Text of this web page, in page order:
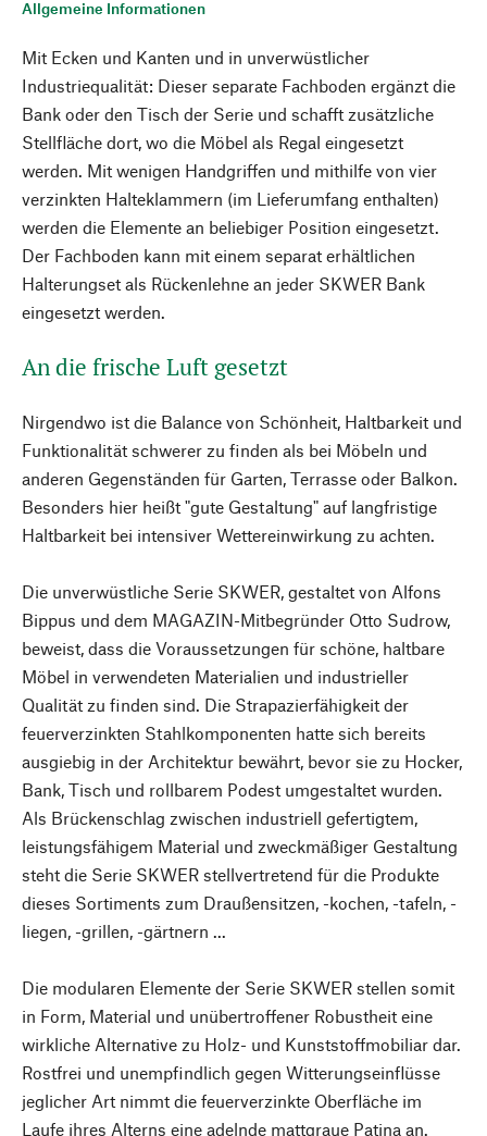
Allgemeine Informationen
Mit Ecken und Kanten und in unverwüstlicher
Industriequalität: Dieser separate Fachboden ergänzt die
Bank oder den Tisch der Serie und schafft zusätzliche
Stellfläche dort, wo die Möbel als Regal eingesetzt
werden. Mit wenigen Handgriffen und mithilfe von vier
verzinkten Halteklammern (im Lieferumfang enthalten)
werden die Elemente an beliebiger Position eingesetzt.
Der Fachboden kann mit einem separat erhältlichen
Halterungset als Rückenlehne an jeder SKWER Bank
eingesetzt werden.
An die frische Luft gesetzt
Nirgendwo ist die Balance von Schönheit, Haltbarkeit und
Funktionalität schwerer zu finden als bei Möbeln und
anderen Gegenständen für Garten, Terrasse oder Balkon.
Besonders hier heißt "gute Gestaltung" auf langfristige
Haltbarkeit bei intensiver Wettereinwirkung zu achten.
Die unverwüstliche Serie SKWER, gestaltet von Alfons
Bippus und dem MAGAZIN-Mitbegründer Otto Sudrow,
beweist, dass die Voraussetzungen für schöne, haltbare
Möbel in verwendeten Materialien und industrieller
Qualität zu finden sind. Die Strapazierfähigkeit der
feuerverzinkten Stahlkomponenten hatte sich bereits
ausgiebig in der Architektur bewährt, bevor sie zu Hocker,
Bank, Tisch und rollbarem Podest umgestaltet wurden.
Als Brückenschlag zwischen industriell gefertigtem,
leistungsfähigem Material und zweckmäßiger Gestaltung
steht die Serie SKWER stellvertretend für die Produkte
dieses Sortiments zum Draußensitzen, -kochen, -tafeln, -
liegen, -grillen, -gärtnern ...
Die modularen Elemente der Serie SKWER stellen somit
in Form, Material und unübertroffener Robustheit eine
wirkliche Alternative zu Holz- und Kunststoffmobiliar dar.
Rostfrei und unempfindlich gegen Witterungseinflüsse
jeglicher Art nimmt die feuerverzinkte Oberfläche im
Laufe ihres Alterns eine adelnde mattgraue Patina an.